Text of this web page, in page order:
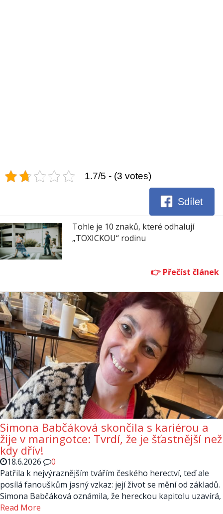
1.7/5 - (3 votes)
Sdílet
Tohle je 10 znaků, které odhalují
„TOXICKOU“ rodinu
Simona Babčáková skončila s kariérou a
žije v maringotce: Tvrdí, že je šťastnější než
kdy dřív!
18.6.2026
0
Patřila k nejvýraznějším tvářím českého herectví, teď ale
posílá fanouškům jasný vzkaz: její život se mění od základů.
Simona Babčáková oznámila, že hereckou kapitolu uzavírá,
Read More